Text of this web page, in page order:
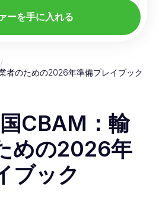
ーを手に入れる
/
者のための2026年準備プレイブック
CBAM：輸
めの2026年
ブック